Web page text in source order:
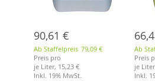
90,61 €
Ab Staffelpreis 79,09 €
Preis pro
je Liter, 15,23 €
Inkl. 19% MwSt.
Ab
Preis
je
Inkl.